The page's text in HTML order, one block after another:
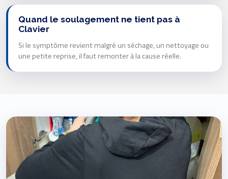
Quand le soulagement ne tient pas à
Clavier
Si le symptôme revient malgré un séchage, un nettoyage ou
une petite reprise, il faut remonter à la cause réelle.